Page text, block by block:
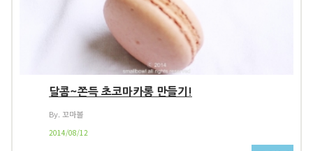
달콤~쫀득 초코마카롱 만들기!
By. 꼬마볼
2014/08/12